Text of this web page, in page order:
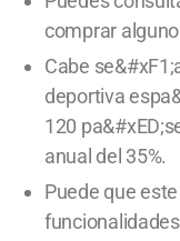
comprar
Cabe
deportiva
120
anual del 35%.
Puede que